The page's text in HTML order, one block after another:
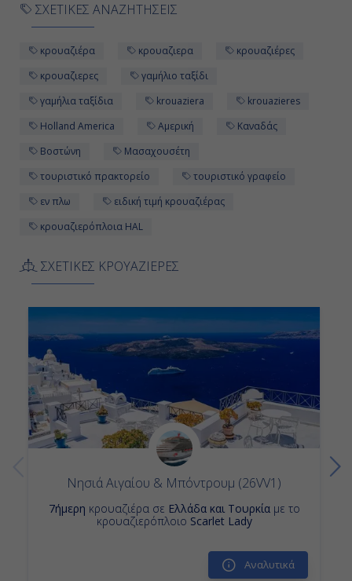
ΣΧΕΤΙΚΕΣ ΑΝΑΖΗΤΗΣΕΙΣ
κρουαζιέρα κρουαζιερα
κρουαζιέρες
κρουαζιερες
γαμήλιο ταξίδι
γαμήλια ταξίδια
krouaziera
krouazieres
Holland America
Αμερική
Καναδάς
Βοστώνη
Μασαχουσέτη
τουριστικό πρακτορείο
τουριστικό γραφείο
εν πλω
ειδική τιμή κρουαζιέρας
κρουαζιερόπλοια HAL
ΣΧΕΤΙΚΕΣ ΚΡΟΥΑΖΙΕΡΕΣ
Νησιά Αιγαίου & Μπόντρουμ (26VV1)
7ήμερη κρουαζιέρα σε Ελλάδα και Τουρκίαμε το
κρουαζιερόπλοιο Scarlet Lady
Αναλυτικά